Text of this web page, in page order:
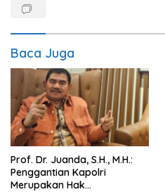
Baca Juga
Prof. Dr. Juanda, S.H., M.H.:
Penggantian Kapolri
Merupakan Hak